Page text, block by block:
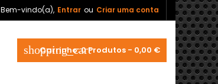
Bem-vindo(a), Entrar ou Criar uma conta
shopping_cart
Carrinho:0Produtos - 0,00 €